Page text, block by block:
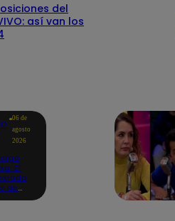
del
así van los
06 de
agosto
2026
El
de